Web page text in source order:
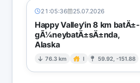
21:05:36 25.07.2026
Happy Valley'in 8 km batÄ±-
gÃ¼neybatÄ±sÄ±nda,
Alaska
76.3 km I 59.92, -151.88